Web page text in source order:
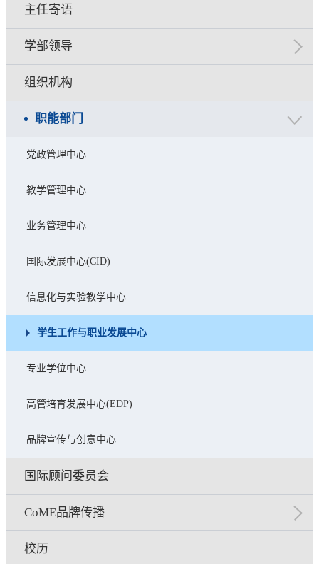
主任寄语
学部领导
组织机构
职能部门
党政管理中心
教学管理中心
业务管理中心
国际发展中心(CID)
信息化与实验教学中心
学生工作与职业发展中心
专业学位中心
高管培育发展中心(EDP)
品牌宣传与创意中心
国际顾问委员会
CoME品牌传播
校历